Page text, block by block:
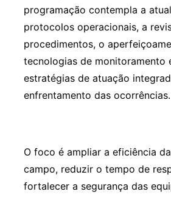
programação contempla a
protocolos operacionais, a
procedimentos, o
tecnologias de monitoramento
estratégias de atuação
enfrentamento das ocorrências.
O foco é ampliar a eficiência
campo, reduzir o tempo de
fortalecer a segurança das